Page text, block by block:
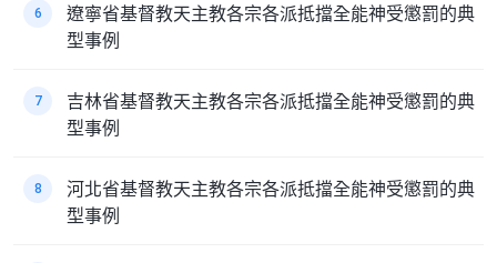
6
遼寧省基督教天主教各宗各派抵擋全能神受懲罰的典
型事例
7
吉林省基督教天主教各宗各派抵擋全能神受懲罰的典
型事例
8
河北省基督教天主教各宗各派抵擋全能神受懲罰的典
型事例